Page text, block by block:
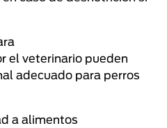
el veterinario pueden
adecuado para perros
a alimentos